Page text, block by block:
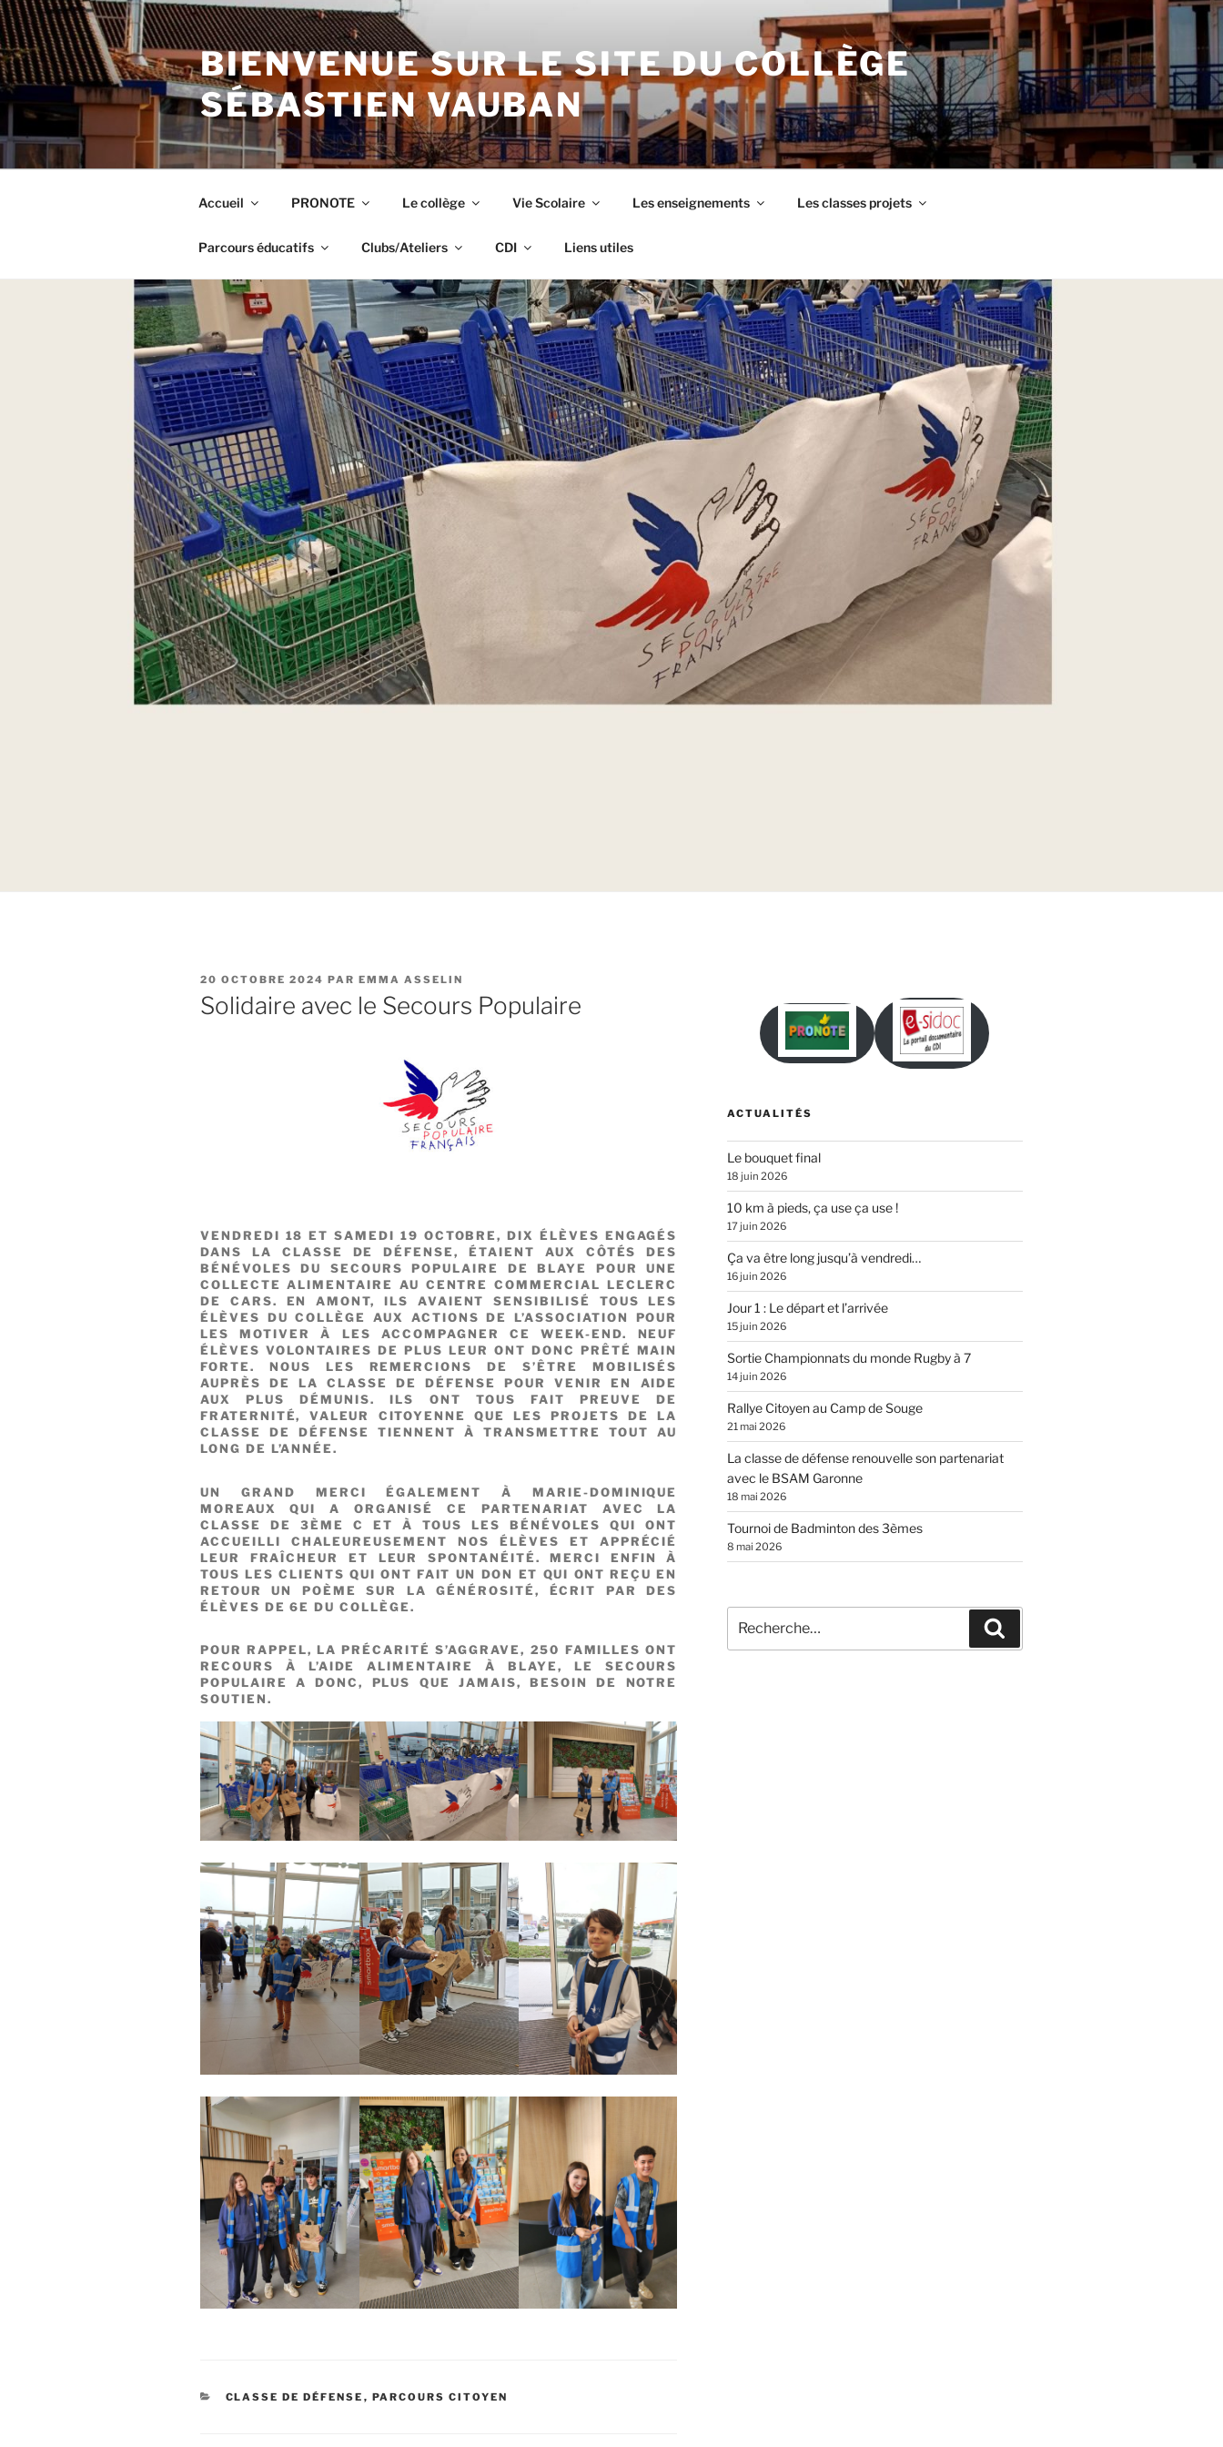
Aller
au
contenu
principal
BIENVENUE SUR LE SITE DU COLLÈGE
SÉBASTIEN VAUBAN
Accueil PRONOTE Le collège Vie Scolaire Les enseignements Les classes projets
Parcours éducatifs Clubs/Ateliers CDI Liens utiles
PUBLIÉ
LE
20 OCTOBRE 2024 PAR EMMA ASSELIN
Solidaire avec le Secours Populaire
VENDREDI 18 ET SAMEDI 19 OCTOBRE, DIX ÉLÈVES ENGAGÉS
DANS LA CLASSE DE DÉFENSE, ÉTAIENT AUX CÔTÉS DES
BÉNÉVOLES DU SECOURS POPULAIRE DE BLAYE POUR UNE
COLLECTE ALIMENTAIRE AU CENTRE COMMERCIAL LECLERC
DE CARS. EN AMONT, ILS AVAIENT SENSIBILISÉ TOUS LES
ÉLÈVES DU COLLÈGE AUX ACTIONS DE L’ASSOCIATION POUR
LES MOTIVER À LES ACCOMPAGNER CE WEEK-END. NEUF
ÉLÈVES VOLONTAIRES DE PLUS LEUR ONT DONC PRÊTÉ MAIN
FORTE. NOUS LES REMERCIONS DE S’ÊTRE MOBILISÉS
AUPRÈS DE LA CLASSE DE DÉFENSE POUR VENIR EN AIDE
AUX PLUS DÉMUNIS. ILS ONT TOUS FAIT PREUVE DE
FRATERNITÉ, VALEUR CITOYENNE QUE LES PROJETS DE LA
CLASSE DE DÉFENSE TIENNENT À TRANSMETTRE TOUT AU
LONG DE L’ANNÉE.
UN GRAND MERCI ÉGALEMENT À MARIE-DOMINIQUE
MOREAUX QUI A ORGANISÉ CE PARTENARIAT AVEC LA
CLASSE DE 3ÈME C ET À TOUS LES BÉNÉVOLES QUI ONT
ACCUEILLI CHALEUREUSEMENT NOS ÉLÈVES ET APPRÉCIÉ
LEUR FRAÎCHEUR ET LEUR SPONTANÉITÉ. MERCI ENFIN À
TOUS LES CLIENTS QUI ONT FAIT UN DON ET QUI ONT REÇU EN
RETOUR UN POÈME SUR LA GÉNÉROSITÉ, ÉCRIT PAR DES
ÉLÈVES DE 6E DU COLLÈGE.
POUR RAPPEL, LA PRÉCARITÉ S’AGGRAVE, 250 FAMILLES ONT
RECOURS À L’AIDE ALIMENTAIRE À BLAYE, LE SECOURS
POPULAIRE A DONC, PLUS QUE JAMAIS, BESOIN DE NOTRE
SOUTIEN.
CATÉGORIES
CLASSE DE DÉFENSE , PARCOURS CITOYEN
ACTUALITÉS
Le bouquet final
18 juin 2026
10 km à pieds, ça use ça use !
17 juin 2026
Ça va être long jusqu’à vendredi…
16 juin 2026
Jour 1 : Le départ et l’arrivée
15 juin 2026
Sortie Championnats du monde Rugby à 7
14 juin 2026
Rallye Citoyen au Camp de Souge
21 mai 2026
La classe de défense renouvelle son partenariat
avec le BSAM Garonne
18 mai 2026
Tournoi de Badminton des 3èmes
8 mai 2026
pour
: